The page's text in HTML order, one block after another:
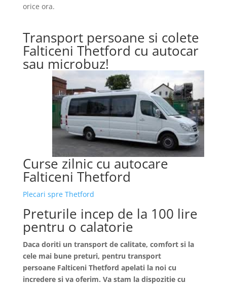
orice ora.
Transport persoane si colete
Falticeni Thetford cu autocar
sau microbuz!
Curse zilnic cu autocare
Falticeni Thetford
Plecari spre Thetford
Preturile incep de la 100 lire
pentru o calatorie
Daca doriti un transport de calitate, comfort si la
cele mai bune preturi, pentru transport
persoane Falticeni Thetford apelati la noi cu
incredere si va oferim. Va stam la dispozitie cu